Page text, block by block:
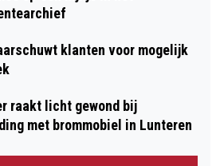
klanten voor mogelijk
raakt licht gewond bij
met brommobiel in Lunteren